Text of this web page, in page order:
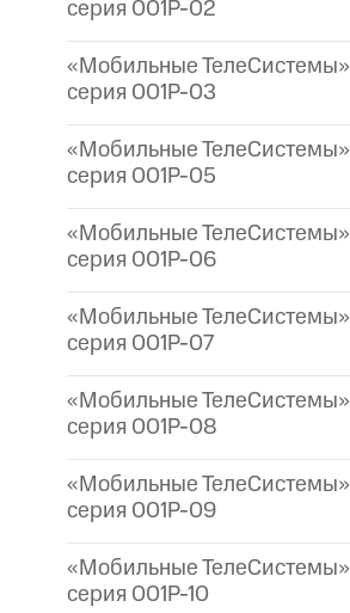
серия 001P-02
«Мобильные ТелеСистемы»
серия 001P-03
«Мобильные ТелеСистемы»
серия 001P-05
«Мобильные ТелеСистемы»
серия 001P-06
«Мобильные ТелеСистемы»
серия 001P-07
«Мобильные ТелеСистемы»
серия 001P-08
«Мобильные ТелеСистемы»
серия 001P-09
«Мобильные ТелеСистемы»
серия 001P-10